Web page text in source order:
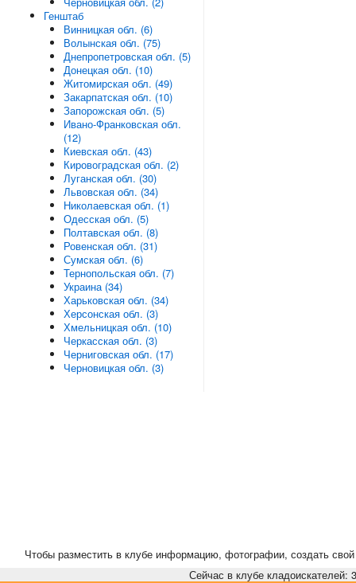
Генштаб
Винницкая обл. (6)
Волынская обл. (75)
Днепропетровская обл. (5)
Донецкая обл. (10)
Житомирская обл. (49)
Закарпатская обл. (10)
Запорожская обл. (5)
Ивано-Франковская обл.
(12)
Киевская обл. (43)
Кировоградская обл. (2)
Луганская обл. (30)
Львовская обл. (34)
Николаевская обл. (1)
Одесская обл. (5)
Полтавская обл. (8)
Ровенская обл. (31)
Сумская обл. (6)
Тернопольская обл. (7)
Украина (34)
Харьковская обл. (34)
Херсонская обл. (3)
Хмельницкая обл. (10)
Черкасская обл. (3)
Черниговская обл. (17)
Черновицкая обл. (3)
Чтобы разместить в клубе информацию, фотографии, создать свой
Сейчас в клубе кладоискателей: